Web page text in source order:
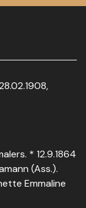
* 12.9.1864
(Ass.).
Emmaline